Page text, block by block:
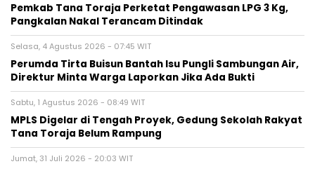
Pemkab Tana Toraja Perketat Pengawasan LPG 3 Kg,
Pangkalan Nakal Terancam Ditindak
Selasa, 4 Agustus 2026 - 07:45 WIT
Perumda Tirta Buisun Bantah Isu Pungli Sambungan Air,
Direktur Minta Warga Laporkan Jika Ada Bukti
Sabtu, 1 Agustus 2026 - 08:49 WIT
MPLS Digelar di Tengah Proyek, Gedung Sekolah Rakyat
Tana Toraja Belum Rampung
Jumat, 31 Juli 2026 - 20:03 WIT